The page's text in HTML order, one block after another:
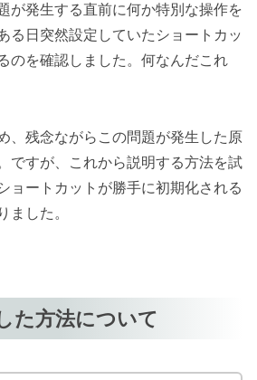
が発生する直前に何か特別な操作を
る日突然設定していたショートカッ
のを確認しました。何なんだこれ
、残念ながらこの問題が発生した原
ですが、これから説明する方法を試
ョートカットが勝手に初期化される
ました。
た方法について